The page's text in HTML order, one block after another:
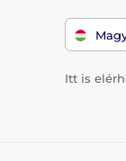
Itt is